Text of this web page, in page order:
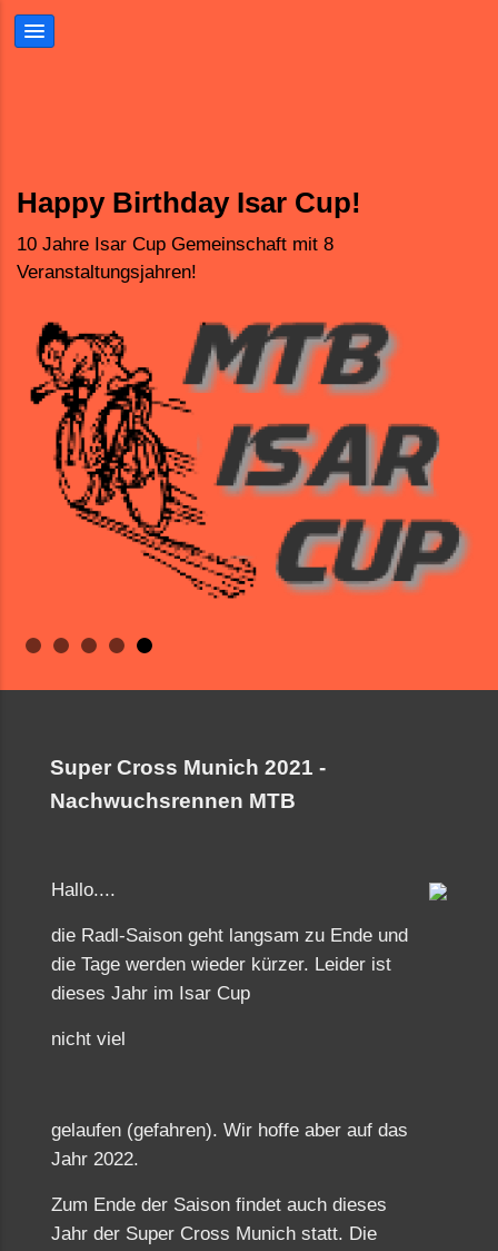
Sport und Spass
Mountainbikerennen für Kinder und Jugendliche
Dabeisein ist Alles.
Für Anfänger und Fortgeschrittene
MTB-Isarcup
Abwechslungsreiche Parcours
Gemeinsame Sache
In Gesellschaft macht es mehr Spass
Happy Birthday Isar Cup!
10 Jahre Isar Cup Gemeinschaft mit 8
Veranstaltungsjahren!
Super Cross Munich 2021 -
Nachwuchsrennen MTB
Hallo....
die Radl-Saison geht langsam zu Ende und
die Tage werden wieder kürzer. Leider ist
dieses Jahr im Isar Cup
nicht viel
gelaufen (gefahren). Wir hoffe aber auf das
Jahr 2022.
Zum Ende der Saison findet auch dieses
Jahr der Super Cross Munich statt. Die